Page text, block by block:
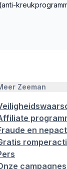
(anti-
Zeeman
en
campagnes